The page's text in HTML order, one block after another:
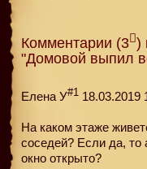
Комментарии (3 )
"Домовой выпил
Елена У#1 18.03.2019
На каком этаже
соседей? Если да,
окно открыто?